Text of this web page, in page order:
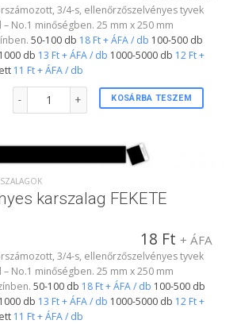
3/4-s, ellenőrzőszelvényes tyvek
– No.1 minőségben. 25 mm x 250 mm
50-100 db 18 Ft + ÁFA / db 100-500 db
db 13 Ft + ÁFA / db 1000-5000 db 12 Ft +
11 Ft + ÁFA / db
KOSÁRBA TESZEM
1"-s tőszelvényes karszalag EZÜST színben
karszalag FEKETE
18 Ft + ÁFA
3/4-s, ellenőrzőszelvényes tyvek
– No.1 minőségben. 25 mm x 250 mm
50-100 db 18 Ft + ÁFA / db 100-500 db
db 13 Ft + ÁFA / db 1000-5000 db 12 Ft +
11 Ft + ÁFA / db